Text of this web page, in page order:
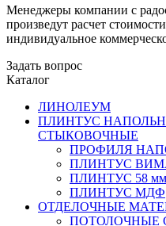
Менеджеры компании с
произведут расчет
индивидуальное
Задать вопрос
Каталог
ЛИНОЛЕУМ
ПЛИНТУС
СТЫКОВОЧНЫЕ
ПРОФИЛЯ
ПЛИНТУС
ПЛИНТУС 58
ПЛИНТУС МДФ
ОТДЕЛОЧНЫЕ
ПОТОЛОЧНЫЕ